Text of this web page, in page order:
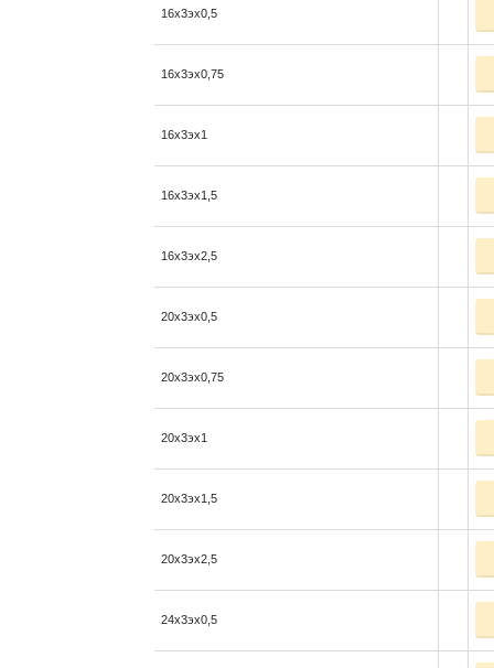
16x3эx0,5
16x3эx0,75
16x3эx1
16x3эx1,5
16x3эx2,5
20x3эx0,5
20x3эx0,75
20x3эx1
20x3эx1,5
20x3эx2,5
24x3эx0,5